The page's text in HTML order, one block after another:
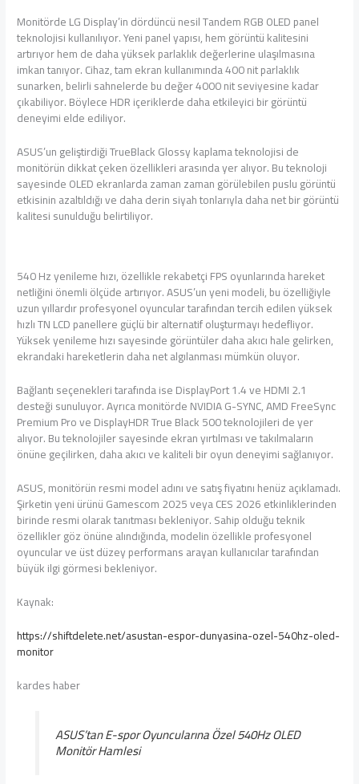
Monitörde LG Display’in dördüncü nesil Tandem RGB OLED panel
teknolojisi kullanılıyor. Yeni panel yapısı, hem görüntü kalitesini
artırıyor hem de daha yüksek parlaklık değerlerine ulaşılmasına
imkan tanıyor. Cihaz, tam ekran kullanımında 400 nit parlaklık
sunarken, belirli sahnelerde bu değer 4000 nit seviyesine kadar
çıkabiliyor. Böylece HDR içeriklerde daha etkileyici bir görüntü
deneyimi elde ediliyor.
ASUS’un geliştirdiği TrueBlack Glossy kaplama teknolojisi de
monitörün dikkat çeken özellikleri arasında yer alıyor. Bu teknoloji
sayesinde OLED ekranlarda zaman zaman görülebilen puslu görüntü
etkisinin azaltıldığı ve daha derin siyah tonlarıyla daha net bir görüntü
kalitesi sunulduğu belirtiliyor.
540 Hz yenileme hızı, özellikle rekabetçi FPS oyunlarında hareket
netliğini önemli ölçüde artırıyor. ASUS’un yeni modeli, bu özelliğiyle
uzun yıllardır profesyonel oyuncular tarafından tercih edilen yüksek
hızlı TN LCD panellere güçlü bir alternatif oluşturmayı hedefliyor.
Yüksek yenileme hızı sayesinde görüntüler daha akıcı hale gelirken,
ekrandaki hareketlerin daha net algılanması mümkün oluyor.
Bağlantı seçenekleri tarafında ise DisplayPort 1.4 ve HDMI 2.1
desteği sunuluyor. Ayrıca monitörde NVIDIA G-SYNC, AMD FreeSync
Premium Pro ve DisplayHDR True Black 500 teknolojileri de yer
alıyor. Bu teknolojiler sayesinde ekran yırtılması ve takılmaların
önüne geçilirken, daha akıcı ve kaliteli bir oyun deneyimi sağlanıyor.
ASUS, monitörün resmi model adını ve satış fiyatını henüz açıklamadı.
Şirketin yeni ürünü Gamescom 2025 veya CES 2026 etkinliklerinden
birinde resmi olarak tanıtması bekleniyor. Sahip olduğu teknik
özellikler göz önüne alındığında, modelin özellikle profesyonel
oyuncular ve üst düzey performans arayan kullanıcılar tarafından
büyük ilgi görmesi bekleniyor.
Kaynak:
https://shiftdelete.net/asustan-espor-dunyasina-ozel-540hz-oled-
monitor
kardes haber
ASUS’tan E-spor Oyuncularına Özel 540Hz OLED
Monitör Hamlesi